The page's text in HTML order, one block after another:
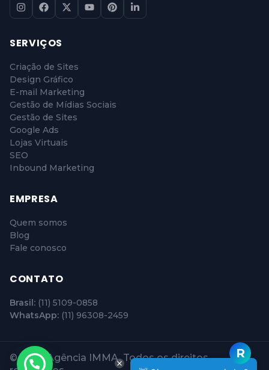
SERVIÇOS
Criação de Sites
Design Gráfico
E-mail Marketing
Gestão de Mídias Sociais
Gestão de Sites
Google Ads
Lojas Virtuais
SEO
Inbound Marketing
EMPRESA
Quem somos
Blog
Fale conosco
CONTATO
Brasil: (11) 5109-0858
WhatsApp: (11) 96308-2459
© 2026 Agência IMMA. Todos os direitos